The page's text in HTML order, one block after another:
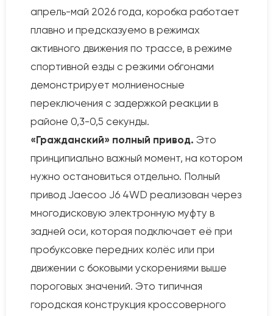
апрель-май 2026 года, коробка работает
плавно и предсказуемо в режимах
активного движения по трассе, в режиме
спортивной езды с резкими обгонами
демонстрирует молниеносные
переключения с задержкой реакции в
районе 0,3-0,5 секунды.
«Гражданский» полный привод. Это
принципиально важный момент, на котором
нужно остановиться отдельно. Полный
привод Jaecoo J6 4WD реализован через
многодисковую электронную муфту в
задней оси, которая подключает её при
пробуксовке передних колёс или при
движении с боковыми ускорениями выше
пороговых значений. Это типичная
городская конструкция кроссоверного